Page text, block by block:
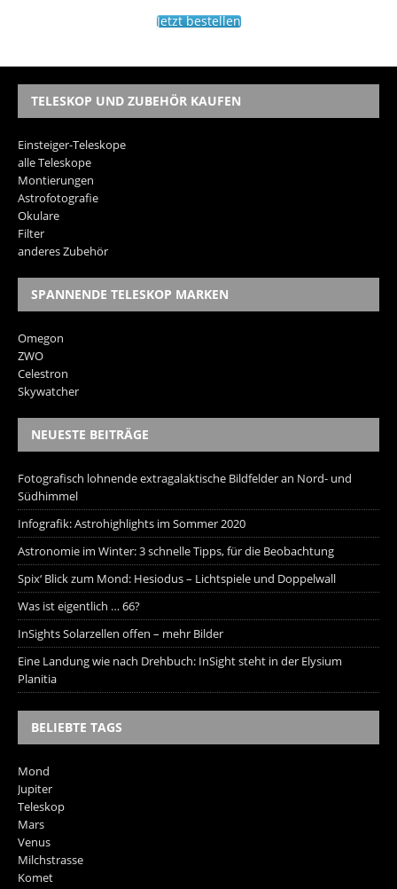
Jetzt bestellen
TELESKOP UND ZUBEHÖR KAUFEN
Einsteiger-Teleskope
alle Teleskope
Montierungen
Astrofotografie
Okulare
Filter
anderes Zubehör
SPANNENDE TELESKOP MARKEN
Omegon
ZWO
Celestron
Skywatcher
NEUESTE BEITRÄGE
Fotografisch lohnende extragalaktische Bildfelder an Nord- und
Südhimmel
Infografik: Astrohighlights im Sommer 2020
Astronomie im Winter: 3 schnelle Tipps, für die Beobachtung
Spix‘ Blick zum Mond: Hesiodus – Lichtspiele und Doppelwall
Was ist eigentlich … 66?
InSights Solarzellen offen – mehr Bilder
Eine Landung wie nach Drehbuch: InSight steht in der Elysium
Planitia
BELIEBTE TAGS
Mond
Jupiter
Teleskop
Mars
Venus
Milchstrasse
Komet